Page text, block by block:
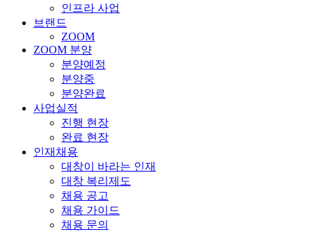
인프라 사업
브랜드
ZOOM
ZOOM 분양
분양예정
분양중
분양완료
사업실적
진행 현장
완료 현장
인재채용
대창이 바라는 인재
대창 복리제도
채용 공고
채용 가이드
채용 문의